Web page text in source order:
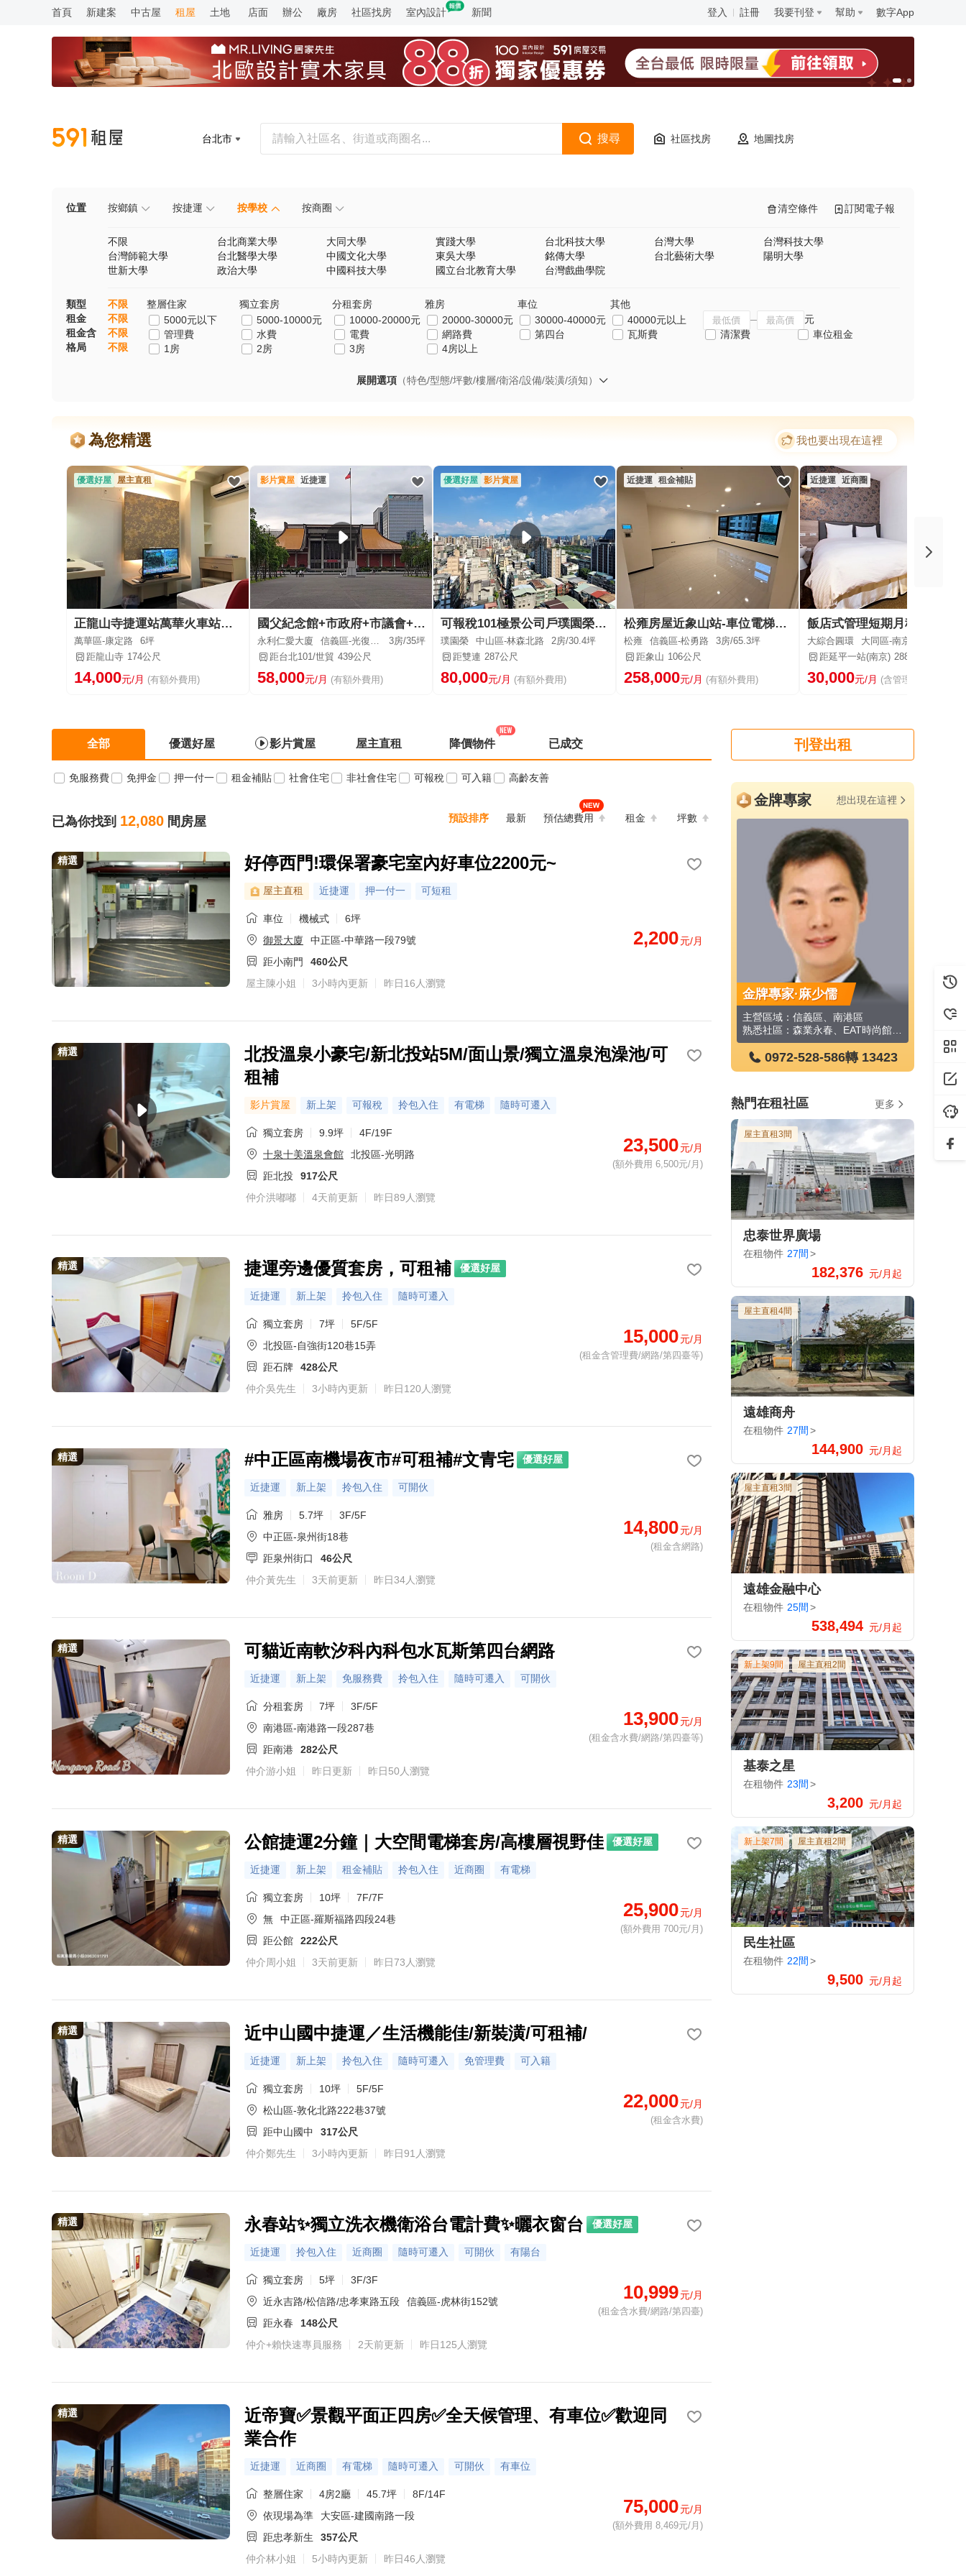
首頁 新建案 中古屋 租屋 土地 店面 辦公 廠房 社區找房 室內設計 新聞 登入 註冊 我要刊登 幫助 數字App
台北市 搜尋 社區找房 地圖找房
清空條件 訂閱電子報
位置 按鄉鎮 按捷運 按學校 按商圈
不限 台北商業大學 大同大學 實踐大學 台北科技大學 台灣大學
台灣科技大學
台灣師範大學
台北醫學大學 中國文化大學 東吳大學 銘傳大學 台北藝術大學
陽明大學
世新大學
政治大學 中國科技大學 國立台北教育大學 台灣戲曲學院
類型 不限 整層住家 獨立套房 分租套房 雅房 車位
其他
租金
不限 5000元以下 5000-10000元 10000-20000元 20000-30000元 30000-40000元 40000元以上
元
租金含
不限 管理費 水費 電費 網路費 第四台 瓦斯費 清潔費
車位租金
格局
不限 1房 2房 3房 4房以上
展開選項 （特色/型態/坪數/樓層/衛浴/設備/裝潢/須知）
為您精選 我也要出現在這裡
優選好屋 屋主直租
正龍山寺捷運站萬華火車站全新精緻裝潢套房
萬華區-康定路
6坪
距龍山寺 174公尺
14,000元/月 (有額外費用)
影片賞屋 近捷運
國父紀念館+市政府+市議會+電梯3房
永利仁愛大廈 信義區-光復南路 3房/35坪
距台北101/世貿 439公尺
58,000元/月 (有額外費用)
優選好屋 影片賞屋
可報稅101極景公司戶璞園榮15樓邊間附高檔家具家電專業租管
璞園榮 中山區-林森北路 2房/30.4坪
距雙連 287公尺
80,000元/月 (有額外費用)
近捷運 租金補貼
松雍房屋近象山站-車位電梯捷運
松雍 信義區-松勇路 3房/65.3坪
距象山 106公尺
258,000元/月 (有額外費用)
近捷運 近商圈
大綜合圓環 大同區-南京西路
距延平一站(南京) 288公尺
30,000元/月 (含管理費等)
全部 優選好屋 影片賞屋 屋主直租 降價物件 已成交
免服務費 免押金 押一付一 租金補貼 社會住宅 非社會住宅 可報稅 可入籍 高齡友善
已為你找到 12,080 間房屋 預設排序 最新 預估總費用 租金 坪數
精選 好停西門!環保署豪宅室內好車位2200元~
屋主直租 近捷運 押一付一 可短租
車位 機械式
6坪
御景大廈
中正區-中華路一段79號
距小南門
460公尺
屋主陳小姐
3小時內更新 昨日16人瀏覽
2,200元/月
精選
北投溫泉小豪宅/新北投站5M/面山景/獨立溫泉泡澡池/可
租補
影片賞屋 新上架 可報稅 拎包入住 有電梯 隨時可遷入
獨立套房 9.9坪
4F/19F
十泉十美溫泉會館
北投區-光明路
距北投
917公尺
仲介洪嘟嘟
4天前更新 昨日89人瀏覽
23,500元/月
(額外費用 6,500元/月)
精選 捷運旁邊優質套房，可租補 優選好屋
近捷運 新上架 拎包入住 隨時可遷入
獨立套房 7坪
5F/5F
北投區-自強街120巷15弄
距石牌
428公尺
仲介吳先生
3小時內更新 昨日120人瀏覽
15,000元/月
(租金含管理費/網路/第四臺等)
精選 #中正區南機場夜市#可租補#文青宅 優選好屋
近捷運 新上架 拎包入住 可開伙
雅房 5.7坪
3F/5F
中正區-泉州街18巷
距泉州街口
46公尺
仲介黃先生
3天前更新 昨日34人瀏覽
14,800元/月
(租金含網路)
精選 可貓近南軟汐科內科包水瓦斯第四台網路
近捷運 新上架 免服務費 拎包入住 隨時可遷入 可開伙
分租套房 7坪
3F/5F
南港區-南港路一段287巷
距南港
282公尺
仲介游小姐
昨日更新 昨日50人瀏覽
13,900元/月
(租金含水費/網路/第四臺等)
精選 公館捷運2分鐘｜大空間電梯套房/高樓層視野佳 優選好屋
近捷運 新上架 租金補貼 拎包入住 近商圈 有電梯
獨立套房 10坪
7F/7F
無
中正區-羅斯福路四段24巷
距公館
222公尺
仲介周小姐
3天前更新 昨日73人瀏覽
25,900元/月
(額外費用 700元/月)
精選 近中山國中捷運／生活機能佳/新裝潢/可租補/
近捷運 新上架 拎包入住 隨時可遷入 免管理費 可入籍
獨立套房 10坪
5F/5F
松山區-敦化北路222巷37號
距中山國中
317公尺
仲介鄭先生
3小時內更新 昨日91人瀏覽
22,000元/月
(租金含水費)
精選 永春站✨獨立洗衣機衛浴台電計費✨曬衣窗台 優選好屋
近捷運 拎包入住 近商圈 隨時可遷入 可開伙 有陽台
獨立套房 5坪
3F/3F
近永吉路/松信路/忠孝東路五段
信義區-虎林街152號
距永春
148公尺
仲介+賴快速專員服務
2天前更新 昨日125人瀏覽
10,999元/月
(租金含水費/網路/第四臺)
精選
近帝寶✅景觀平面正四房✅全天候管理、有車位✅歡迎同
業合作
近捷運 近商圈 有電梯 隨時可遷入 可開伙 有車位
整層住家 4房2廳 45.7坪
8F/14F
依現場為準
大安區-建國南路一段
距忠孝新生
357公尺
仲介林小姐
5小時內更新 昨日46人瀏覽
75,000元/月
(額外費用 8,469元/月)
刊登出租
金牌專家 想出現在這裡
金牌專家·麻少儒
主營區域：信義區、南港區
0972-528-586轉 13423
0972-528-586轉 821314
0972-528-586 轉 17609
0972-528-586轉 251017
0972-528-586轉 398215
0972-528-586 轉 50558
0972-528-586轉 696742
0972-528-586 轉 39463
0972-528-586轉 555184
0972-528-586轉 163434 0972-528-586 轉 538193
熱門在租社區 更多
屋主直租3間
忠泰世界廣場
在租物件 27間 >
182,376 元/月起
屋主直租4間
遠雄商舟
在租物件 27間 >
144,900 元/月起
屋主直租3間
遠雄金融中心
在租物件 25間 >
538,494 元/月起
新上架9間 屋主直租2間
基泰之星
在租物件 23間 >
3,200 元/月起
新上架7間 屋主直租2間
民生社區
在租物件 22間 >
9,500 元/月起